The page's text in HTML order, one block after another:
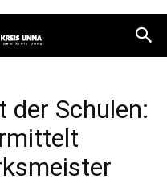
Schulen: